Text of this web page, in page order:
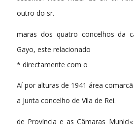
outro do sr.
maras dos quatro concelhos da
Gayo, este relacionado
* directamente com o
Aí por alturas de 1941 área comarcã
a Junta concelho de Vila de Rei.
de Província e as Câmaras